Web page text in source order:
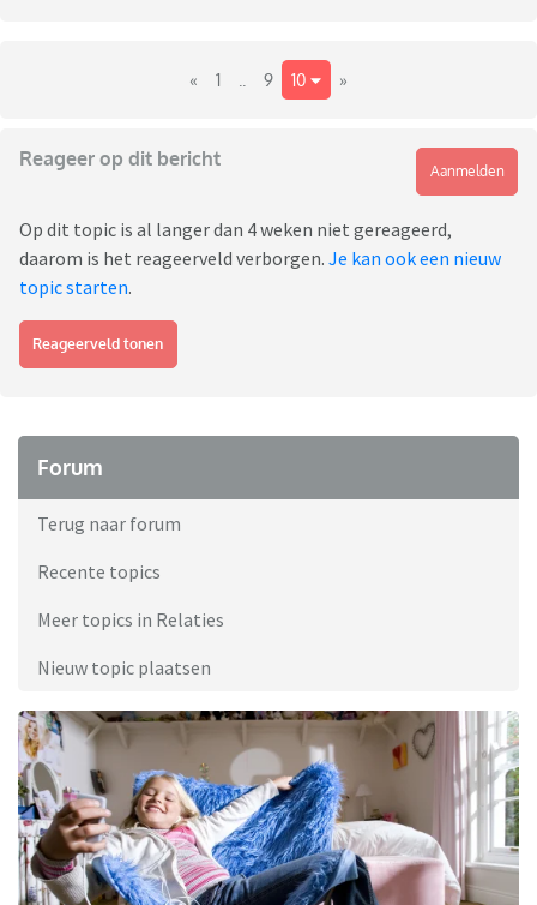
« 1 9 10 »
Reageer op dit bericht
Aanmelden
Op dit topic is al langer dan 4 weken niet gereageerd,
daarom is het reageerveld verborgen. Je kan ook een nieuw
topic starten.
Reageerveld tonen
Forum
Terug naar forum
Recente topics
Meer topics in Relaties
Nieuw topic plaatsen